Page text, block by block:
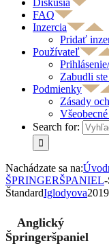
Diskusia
FAQ
Inzercia
Pridať
Používateľ
Zabudli
Podmienky
Zásady
Search for:
Nachádzate sa na:
ŠPRINGERŠPANIEL-
ŠtandardIglodyova
Anglický
Špringeršpaniel